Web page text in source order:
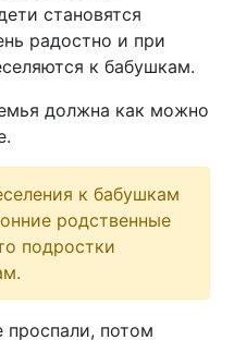
становятся
радостно и при
к бабушкам.
должна как можно
к бабушкам
родственные
подростки
проспали, потом